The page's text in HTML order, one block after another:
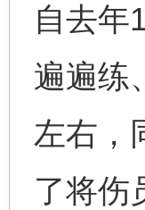
自去年
遍遍练
左右，
了将伤